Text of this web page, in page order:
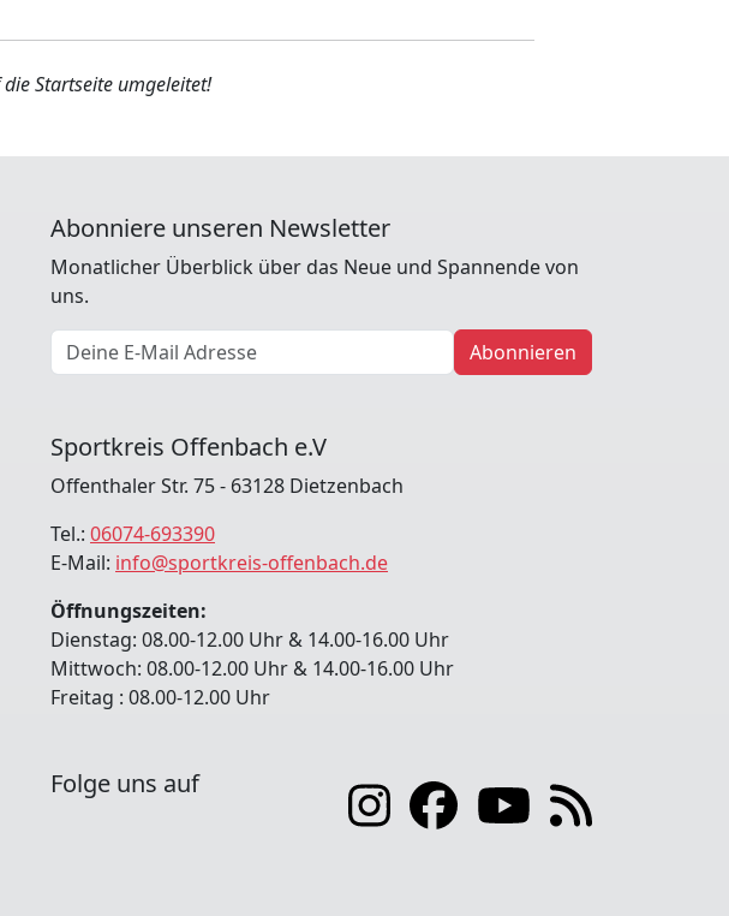
Startseite umgeleitet!
Abonniere unseren Newsletter
Monatlicher Überblick über das Neue und Spannende von
uns.
E-Mail Adresse
Abonnieren
Sportkreis Offenbach e.V
Offenthaler Str. 75 - 63128 Dietzenbach
Tel.: 06074-693390
E-Mail: info@sportkreis-offenbach.de
Öffnungszeiten:
Dienstag: 08.00-12.00 Uhr & 14.00-16.00 Uhr
Mittwoch: 08.00-12.00 Uhr & 14.00-16.00 Uhr
Freitag : 08.00-12.00 Uhr
Folge uns auf